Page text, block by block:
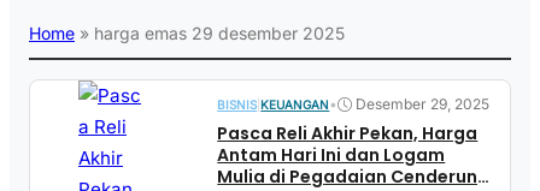
Home » harga emas 29 desember 2025
BISNIS |KEUANGAN• Desember 29, 2025
Pasca Reli Akhir Pekan, Harga
Antam Hari Ini dan Logam
Mulia di Pegadaian Cenderung